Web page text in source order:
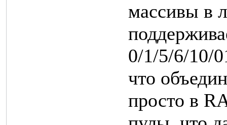
массивы в
0/1/5/6/10/
что
просто в